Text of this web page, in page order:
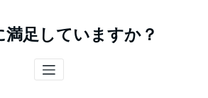
満足していますか？